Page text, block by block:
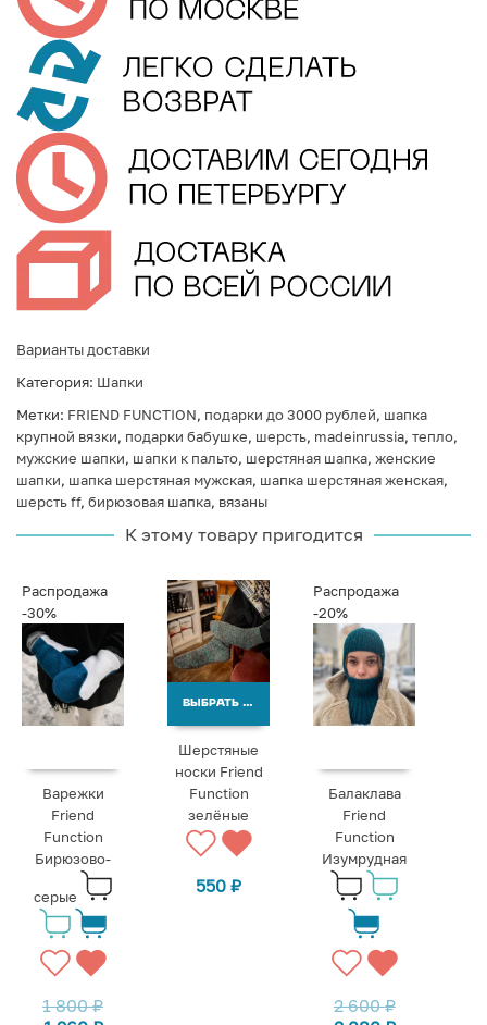
Варианты доставки
Категория: Шапки
Метки: FRIEND FUNCTION, подарки до 3000 рублей, шапка
крупной вязки, подарки бабушке, шерсть, madeinrussia, тепло,
мужские шапки, шапки к пальто, шерстяная шапка, женские
шапки, шапка шерстяная мужская, шапка шерстяная женская,
шерсть ff, бирюзовая шапка, вязаны
К этому товару пригодится
Распродажа
-30%
Варежки
Friend
Function
Бирюзово-
серые
1 800₽
ВЫБРАТЬ ВАРИАНТЫ
Шерстяные
носки Friend
Function
зелёные
550₽
Распродажа
-20%
Балаклава
Friend
Function
Изумрудная
2 600₽